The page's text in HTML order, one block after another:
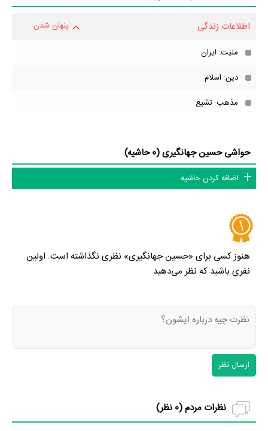
جهانگیری، فرزندان حسین جهانگیری، حواشی حسین جهانگیری و کودکی
حسین جهانگیری می‌دانید حتما برای ما ارسال کنید.
اطلاعات زندگی پنهان شدن
ملیت: ایران
دین: اسلام
مذهب: تشیع
حواشی حسین جهانگیری (0 حاشیه)
اضافه کردن حاشیه
هنوز کسی برای «حسین جهانگیری» نظری نگذاشته است. اولین
نفری باشید که نظر می‌دهید
ارسال نظر
نظرات مردم (0 نظر)